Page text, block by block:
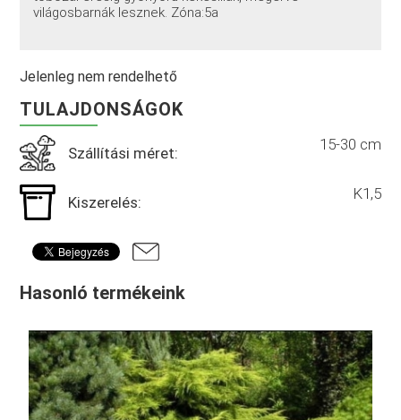
világosbarnák lesznek. Zóna:5a
Jelenleg nem rendelhető
TULAJDONSÁGOK
Szállítási méret: 15-30 cm
Kiszerelés: K1,5
Hasonló termékeink